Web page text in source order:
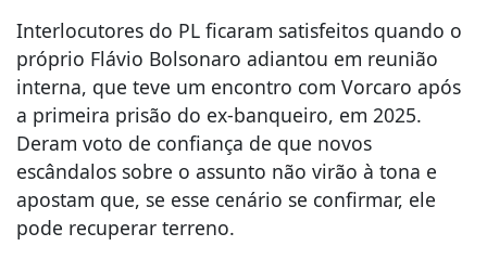
Interlocutores do PL ficaram satisfeitos quando o
próprio Flávio Bolsonaro adiantou em reunião
interna, que teve um encontro com Vorcaro após
a primeira prisão do ex-banqueiro, em 2025.
Deram voto de confiança de que novos
escândalos sobre o assunto não virão à tona e
apostam que, se esse cenário se confirmar, ele
pode recuperar terreno.